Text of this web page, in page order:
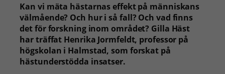
Kan vi mäta hästarnas effekt på människans
välmående? Och hur i så fall? Och vad finns
det för forskning inom området? Gilla Häst
har träffat Henrika Jormfeldt, professor på
högskolan i Halmstad, som forskat på
hästunderstödda insatser.